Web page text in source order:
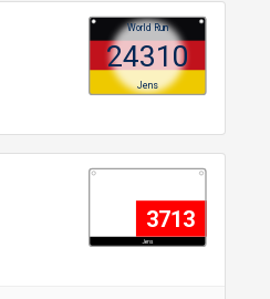
World Run
Jens
24310
3713
Jens